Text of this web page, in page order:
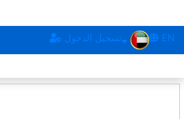
تسجيل الدخول EN